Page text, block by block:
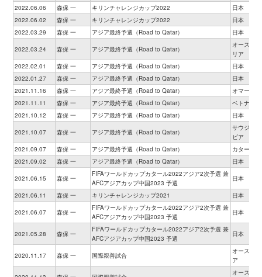
2022.06.06
森保 一 キリンチャレンジカップ2022
日本
2022.06.02
森保 一 キリンチャレンジカップ2022
日本
2022.03.29
森保 一 アジア最終予選（Road to Qatar） 日本
2022.03.24 森保 一 アジア最終予選（Road to Qatar）
オーストラ
リア
2022.02.01
森保 一 アジア最終予選（Road to Qatar）
日本
2022.01.27
森保 一 アジア最終予選（Road to Qatar）
日本
2021.11.16
森保 一 アジア最終予選（Road to Qatar）
オマーン
2021.11.11
森保 一 アジア最終予選（Road to Qatar）
ベトナム
2021.10.12
森保 一 アジア最終予選（Road to Qatar） 日本
2021.10.07 森保 一 アジア最終予選（Road to Qatar）
サウジアラ
ビア
2021.09.07
森保 一 アジア最終予選（Road to Qatar）
カタール
2021.09.02
森保 一 アジア最終予選（Road to Qatar） 日本
2021.06.15 森保 一
FIFAワールドカップカタール2022アジア2次予選 兼
AFCアジアカップ中国2023 予選
日本
2021.06.11 森保 一 キリンチャレンジカップ2021 日本
2021.06.07 森保 一
FIFAワールドカップカタール2022アジア2次予選 兼
AFCアジアカップ中国2023 予選
日本
2021.05.28 森保 一
FIFAワールドカップカタール2022アジア2次予選 兼
AFCアジアカップ中国2023 予選
日本
2020.11.17 森保 一 国際親善試合
オーストリ
ア
オーストリ